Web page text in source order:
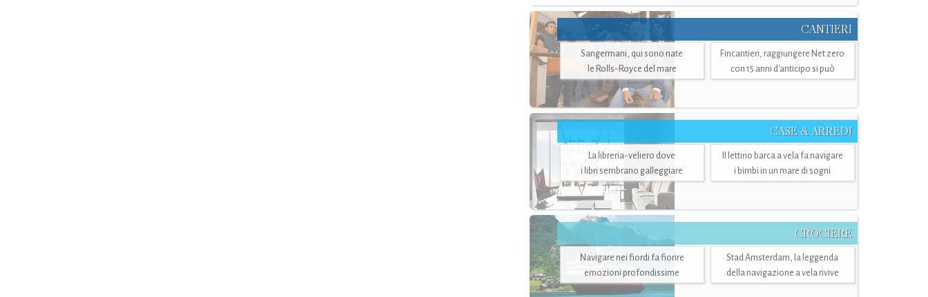
CANTIERI
Sangermani, qui sono nate
le Rolls-Royce del mare
Fincantieri, raggiungere Net zero
con 15 anni d'anticipo si può
CASE & ARREDI
La libreria-veliero dove
i libri sembrano galleggiare
Il lettino barca a vela fa navigare
i bimbi in un mare di sogni
CROCIERE
Navigare nei fiordi fa fiorire
emozioni profondissime
Stad Amsterdam, la leggenda
della navigazione a vela rivive